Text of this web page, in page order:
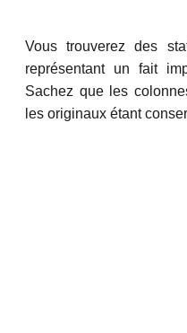
Vous trouverez des
représentant un fait
Sachez que les
les originaux étant